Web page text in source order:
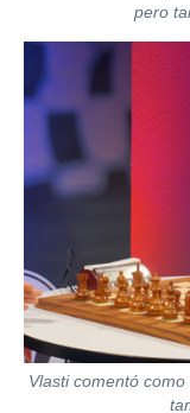
pero
Vlasti comentó